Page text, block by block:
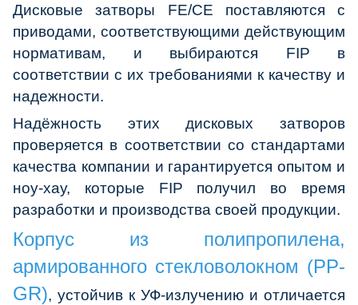
Дисковые затворы FE/CE поставляются с
приводами, соответствующими действующим
нормативам, и выбираются FIP в
соответствии с их требованиями к качеству и
надежности.
Надёжность этих дисковых затворов
проверяется в соответствии со стандартами
качества компании и гарантируется опытом и
ноу-хау, которые FIP получил во время
разработки и производства своей продукции.
Корпус из полипропилена,
армированного стекловолокном (PP-
GR), устойчив к УФ-излучению и отличается